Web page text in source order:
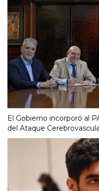
El Gobierno incorporó al
del Ataque